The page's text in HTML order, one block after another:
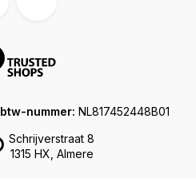
Schrijverstraat 8
1315 HX, Almere
btw-nummer: NL817452448B01